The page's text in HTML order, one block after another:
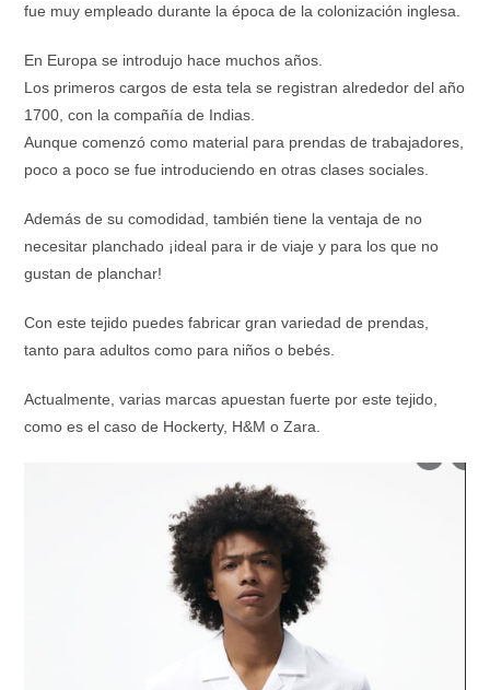
fue muy empleado durante la época de la colonización inglesa.
En Europa se introdujo hace muchos años.
Los primeros cargos de esta tela se registran alrededor del año
1700, con la compañía de Indias.
Aunque comenzó como material para prendas de trabajadores,
poco a poco se fue introduciendo en otras clases sociales.
Además de su comodidad, también tiene la ventaja de no
necesitar planchado ¡ideal para ir de viaje y para los que no
gustan de planchar!
Con este tejido puedes fabricar gran variedad de prendas,
tanto para adultos como para niños o bebés.
Actualmente, varias marcas apuestan fuerte por este tejido,
como es el caso de Hockerty, H&M o Zara.